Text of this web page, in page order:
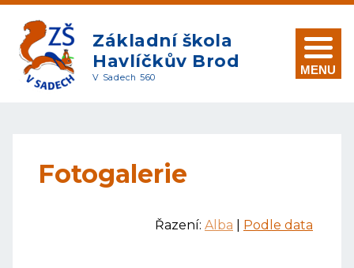
Základní škola
Havlíčkův Brod
V Sadech 560
MENU
Fotogalerie
Řazení: Alba Podle data